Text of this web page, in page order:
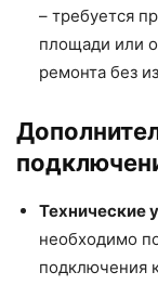
– требуется
площади или
ремонта без
Технические
необходимо
подключения